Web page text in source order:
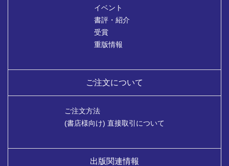
イベント
書評・紹介
受賞
重版情報
ご注文について
ご注文方法
(書店様向け) 直接取引について
出版関連情報